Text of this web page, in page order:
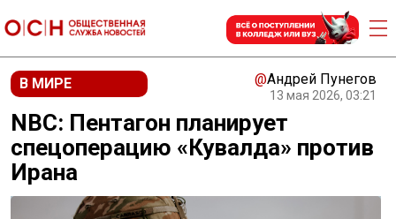
В МИРЕ @Андрей Пунегов
13 мая 2026, 03:21
NBC: Пентагон планирует
спецоперацию «Кувалда» против
Ирана